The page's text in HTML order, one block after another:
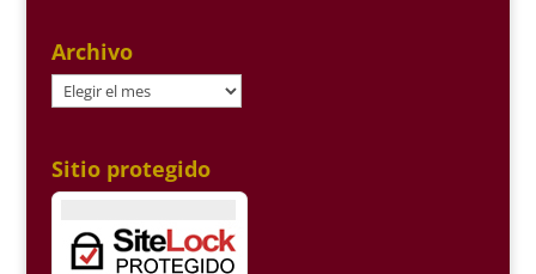
Archivo
Archivo
Sitio protegido